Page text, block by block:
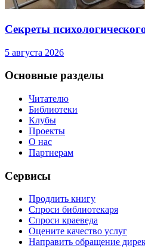
Секреты
5 августа 2026
Основные разделы
Читателю
Библиотеки
Клубы
Проекты
О нас
Партнерам
Сервисы
Продлить книгу
Спроси библиотекаря
Спроси краеведа
Оцените качество услуг
Направить обращение